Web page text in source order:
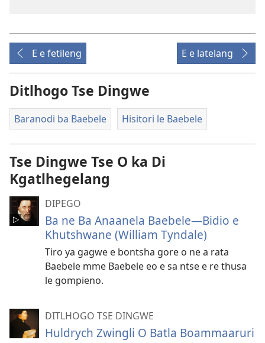
E e fetileng E e latelang
Ditlhogo Tse Dingwe
Baranodi ba Baebele Hisitori le Baebele
Tse Dingwe Tse O ka Di
Kgatlhegelang
DIPEGO
Ba ne Ba Anaanela Baebele—Bidio e
Khutshwane (William Tyndale)
Tiro ya gagwe e bontsha gore o ne a rata
Baebele mme Baebele eo e sa ntse e re thusa
le gompieno.
DITLHOGO TSE DINGWE
Huldrych Zwingli O Batla Boammaaruri